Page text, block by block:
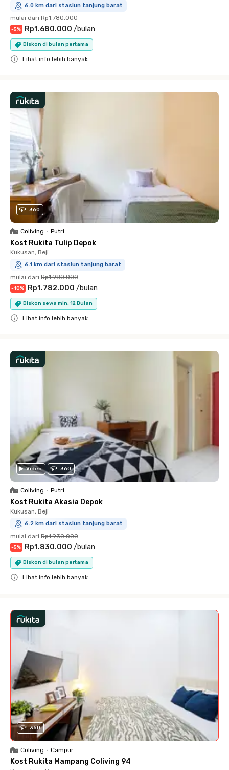
6.0 km dari stasiun tanjung barat
mulai dari Rp1.780.000
-5% Rp1.680.000 /bulan
Diskon di bulan pertama
Lihat info lebih banyak
360
Coliving • Putri
Kost Rukita Tulip Depok
Kukusan, Beji
6.1 km dari stasiun tanjung barat
mulai dari Rp1.980.000
-10% Rp1.782.000 /bulan
Diskon sewa min. 12 Bulan
Lihat info lebih banyak
Video 360
Coliving • Putri
Kost Rukita Akasia Depok
Kukusan, Beji
6.2 km dari stasiun tanjung barat
mulai dari Rp1.930.000
-5% Rp1.830.000 /bulan
Diskon di bulan pertama
Lihat info lebih banyak
360
Coliving • Campur
Kost Rukita Mampang Coliving 94